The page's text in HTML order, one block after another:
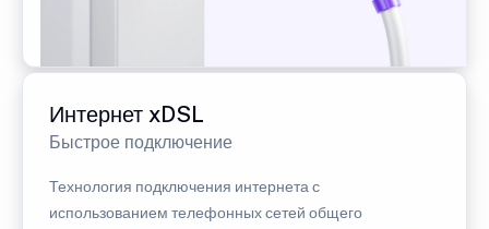
Интернет xDSL
Быстрое подключение
Технология подключения интернета с
использованием телефонных сетей общего